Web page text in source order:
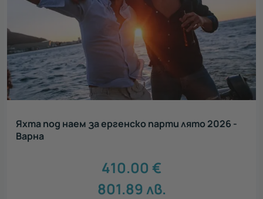
Яхта под наем за ергенско парти лято 2026 -
Варна
410.00 €
801.89 лв.